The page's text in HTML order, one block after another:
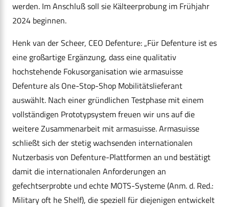
werden. Im Anschluß soll sie Kälteerprobung im Frühjahr
2024 beginnen.
Henk van der Scheer, CEO Defenture: „Für Defenture ist es
eine großartige Ergänzung, dass eine qualitativ
hochstehende Fokusorganisation wie armasuisse
Defenture als One-Stop-Shop Mobilitätslieferant
auswählt. Nach einer gründlichen Testphase mit einem
vollständigen Prototypsystem freuen wir uns auf die
weitere Zusammenarbeit mit armasuisse. Armasuisse
schließt sich der stetig wachsenden internationalen
Nutzerbasis von Defenture-Plattformen an und bestätigt
damit die internationalen Anforderungen an
gefechtserprobte und echte MOTS-Systeme (Anm. d. Red.:
Military oft he Shelf), die speziell für diejenigen entwickelt